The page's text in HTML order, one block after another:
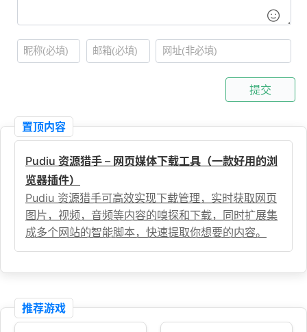
提交
置顶内容
Pudiu 资源猎手 – 网页媒体下载工具（一款好用的浏
览器插件）
Pudiu 资源猎手可高效实现下载管理，实时获取网页
图片，视频，音频等内容的嗅探和下载，同时扩展集
成多个网站的智能脚本，快速提取你想要的内容。
推荐游戏